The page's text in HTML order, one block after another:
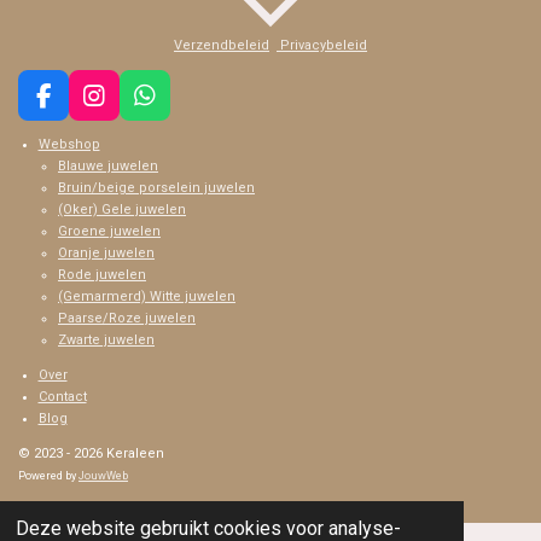
Deze website gebruikt cookies voor analyse-
e
Verzendbeleid Privacybeleid
F
a
c
e
b
o
o
I
n
s
t
a
g
r
a
m
W
h
t
s
A
p
p
Webshop
Blauwe juwelen
Bruin/beige porselein juwelen
(Oker) Gele juwelen
Groene juwelen
Oranje juwelen
Rode juwelen
(Gemarmerd) Witte juwelen
Paarse/Roze juwelen
Zwarte juwelen
Over
Contact
Blog
© 2023 - 2026 Keraleen
Powered by JouwWeb